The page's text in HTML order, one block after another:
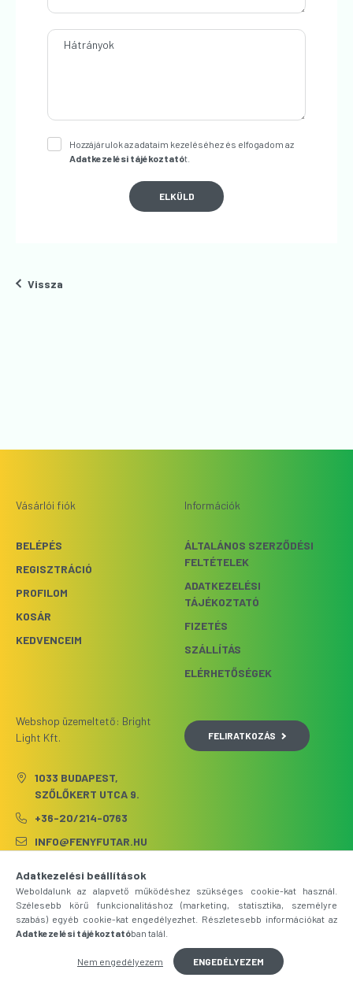
Hátrányok
Hozzájárulok az adataim kezeléséhez és elfogadom az
Adatkezelési tájékoztatót.
ELKÜLD
Vissza
Vásárlói fiók
BELÉPÉS
REGISZTRÁCIÓ
PROFILOM
KOSÁR
KEDVENCEIM
Információk
ÁLTALÁNOS SZERZŐDÉSI
FELTÉTELEK
ADATKEZELÉSI
TÁJÉKOZTATÓ
FIZETÉS
SZÁLLÍTÁS
ELÉRHETŐSÉGEK
Webshop üzemeltető: Bright
Light Kft.
1033 BUDAPEST,
SZŐLŐKERT UTCA 9.
+36-20/214-0763
INFO@FENYFUTAR.HU
FELIRATKOZÁS
Árukereső.hu
Adatkezelési beállítások
Weboldalunk az alapvető működéshez szükséges cookie-kat használ.
Szélesebb körű funkcionalitáshoz (marketing, statisztika, személyre
szabás) egyéb cookie-kat engedélyezhet. Részletesebb információkat az
Adatkezelési tájékoztatóban talál.
Nem engedélyezem ENGEDÉLYEZEM